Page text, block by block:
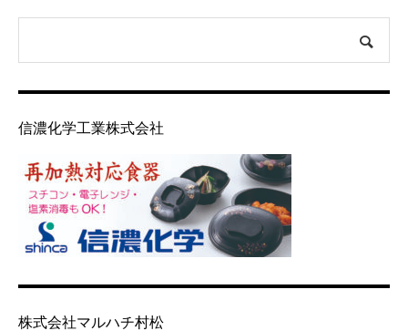
信濃化学工業株式会社
株式会社マルハチ村松